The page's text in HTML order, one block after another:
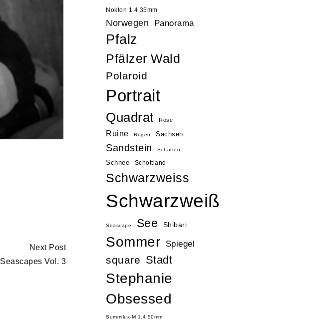
Next Post
Seascapes Vol. 3
Nokton 1.4 35mm
Norwegen Panorama
Pfalz
Pfälzer Wald
Polaroid
Portrait
Quadrat Rose
Ruine Rügen Sachsen
Sandstein Schatten
Schnee Schottland
Schwarzweiss
Schwarzweiß
Seascape See Shibari
Sommer Spiegel
square Stadt
Stephanie
Obsessed
Summilux-M 1.4 50mm